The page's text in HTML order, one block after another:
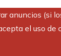
anuncios (si
el uso